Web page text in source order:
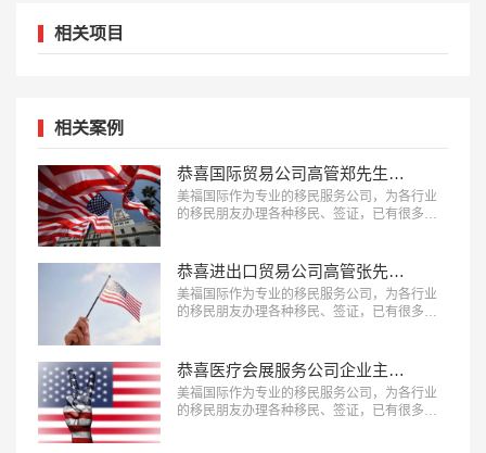
相关项目
相关案例
恭喜国际贸易公司高管郑先生获批美国L1签证！
美福国际作为专业的移民服务公司，为各行业
的移民朋友办理各种移民、签证，已有很多成
恭喜进出口贸易公司高管张先生获批美国L1签证！
美福国际作为专业的移民服务公司，为各行业
的移民朋友办理各种移民、签证，已有很多成
恭喜医疗会展服务公司企业主蔡先生获批美国L1签证！
美福国际作为专业的移民服务公司，为各行业
的移民朋友办理各种移民、签证，已有很多成